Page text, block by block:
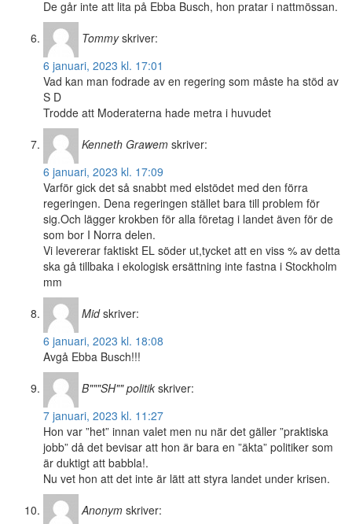
De går inte att lita på Ebba Busch, hon pratar i nattmössan.
Tommy skriver:
6 januari, 2023 kl. 17:01
Vad kan man fodrade av en regering som måste ha stöd av
S D
Trodde att Moderaterna hade metra i huvudet
Kenneth Grawem skriver:
6 januari, 2023 kl. 17:09
Varför gick det så snabbt med elstödet med den förra
regeringen. Dena regeringen stället bara till problem för
sig.Och lägger krokben för alla företag i landet även för de
som bor I Norra delen.
Vi levererar faktiskt EL söder ut,tycket att en viss % av detta
ska gå tillbaka i ekologisk ersättning inte fastna i Stockholm
mm
Mid skriver:
6 januari, 2023 kl. 18:08
Avgå Ebba Busch!!!
B"""SH"" politik skriver:
7 januari, 2023 kl. 11:27
Hon var ”het” innan valet men nu när det gäller ”praktiska
jobb” då det bevisar att hon är bara en ”äkta” politiker som
är duktigt att babbla!.
Nu vet hon att det inte är lätt att styra landet under krisen.
Anonym skriver: